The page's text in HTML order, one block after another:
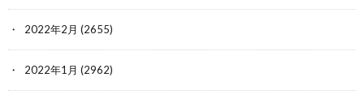
2022年2月 (2655)
2022年1月 (2962)